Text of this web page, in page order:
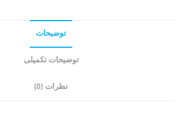
توضیحات
توضیحات تکمیلی
نظرات (0)